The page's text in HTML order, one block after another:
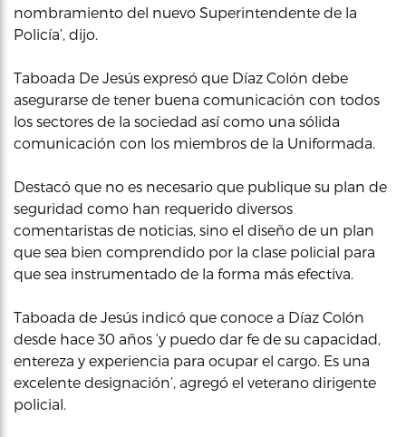
nombramiento del nuevo Superintendente de la
Policía’, dijo.
Taboada De Jesús expresó que Díaz Colón debe
asegurarse de tener buena comunicación con todos
los sectores de la sociedad así como una sólida
comunicación con los miembros de la Uniformada.
Destacó que no es necesario que publique su plan de
seguridad como han requerido diversos
comentaristas de noticias, sino el diseño de un plan
que sea bien comprendido por la clase policial para
que sea instrumentado de la forma más efectiva.
Taboada de Jesús indicó que conoce a Díaz Colón
desde hace 30 años ‘y puedo dar fe de su capacidad,
entereza y experiencia para ocupar el cargo. Es una
excelente designación’, agregó el veterano dirigente
policial.